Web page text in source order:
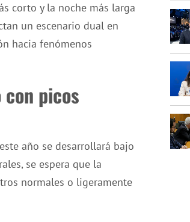
corto y la noche más larga
un escenario dual en
hacia fenómenos
picos
año se desarrollará bajo
se espera que la
normales o ligeramente